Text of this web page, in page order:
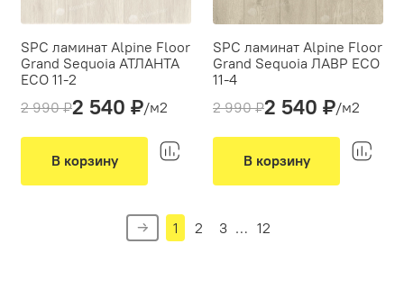
SPC ламинат Alpine Floor
Grand Sequoia АТЛАНТА
ECO 11-2
Толщина(мм):4
Вид укладки:
Классическая укладка
2 990 ₽2 540 ₽/м2
В корзину
SPC ламинат Alpine Floor
Grand Sequoia ЛАВР ECO
11-4
Толщина(мм):4
Вид укладки:
Классическая укладка
2 990 ₽2 540 ₽/м2
В корзину
1 2 3 … 12